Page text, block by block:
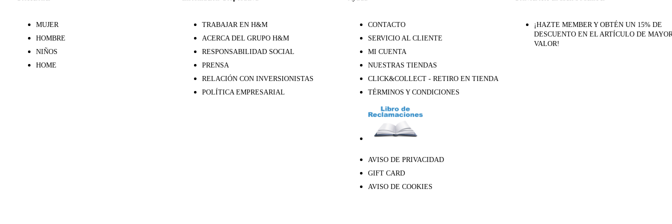
MUJER
HOMBRE
NIÑOS
HOME
TRABAJAR EN H&M
ACERCA DEL GRUPO H&M
RESPONSABILIDAD SOCIAL
PRENSA
RELACIÓN CON INVERSIONISTAS
POLÍTICA EMPRESARIAL
CONTACTO
SERVICIO AL CLIENTE
MI CUENTA
NUESTRAS TIENDAS
CLICK&COLLECT - RETIRO EN TIENDA
TÉRMINOS Y CONDICIONES
AVISO DE PRIVACIDAD
GIFT CARD
AVISO DE COOKIES
¡HAZTE MEMBER Y OBTÉN UN 15% DE
DESCUENTO EN EL ARTÍCULO DE
VALOR!